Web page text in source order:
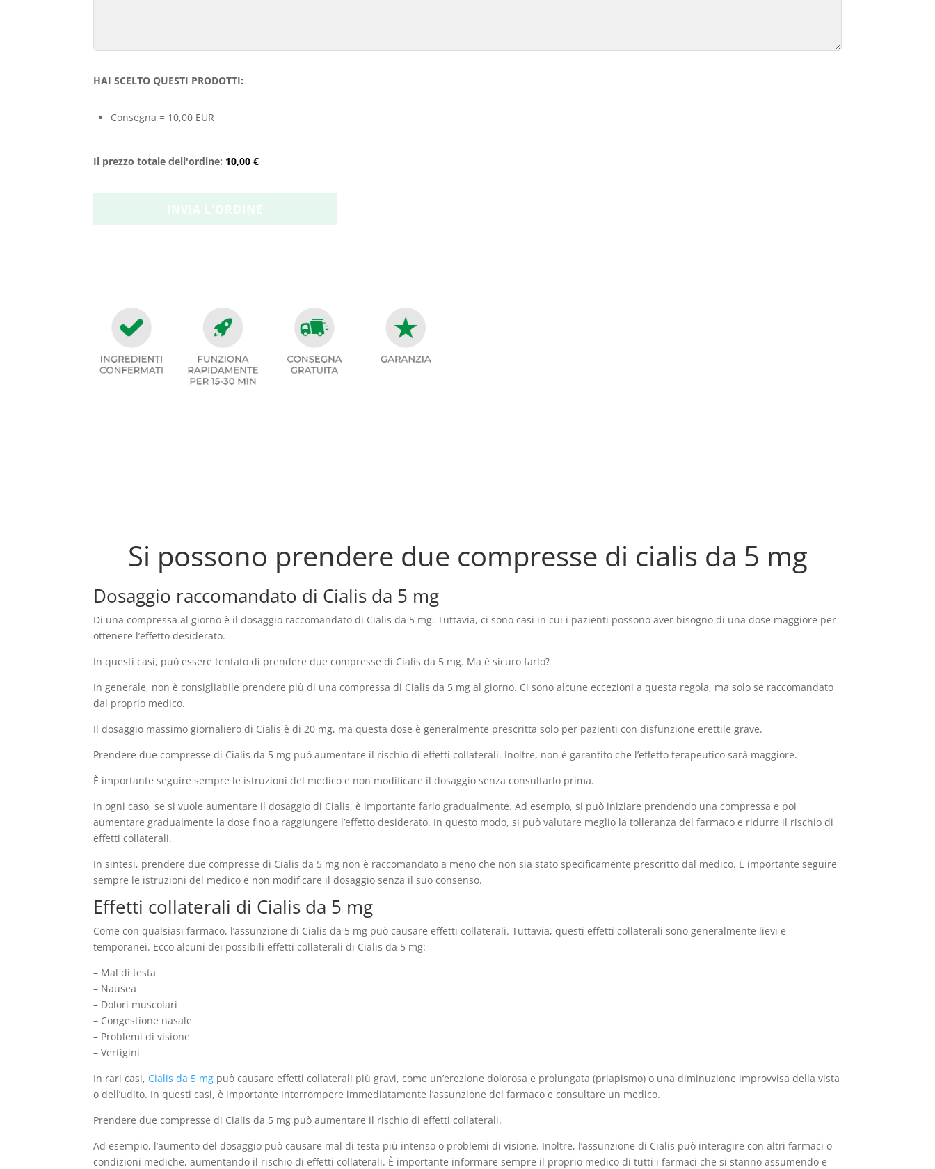
HAI SCELTO QUESTI PRODOTTI:
Consegna = 10,00 EUR
Il prezzo totale dell'ordine: 10,00 €
Si possono prendere due compresse di cialis da 5 mg
Dosaggio raccomandato di Cialis da 5 mg
Di una compressa al giorno è il dosaggio raccomandato di Cialis da 5 mg. Tuttavia, ci sono casi in cui i pazienti possono aver bisogno di una dose maggiore per
ottenere l’effetto desiderato.
In questi casi, può essere tentato di prendere due compresse di Cialis da 5 mg. Ma è sicuro farlo?
In generale, non è consigliabile prendere più di una compressa di Cialis da 5 mg al giorno. Ci sono alcune eccezioni a questa regola, ma solo se raccomandato
dal proprio medico.
Il dosaggio massimo giornaliero di Cialis è di 20 mg, ma questa dose è generalmente prescritta solo per pazienti con disfunzione erettile grave.
Prendere due compresse di Cialis da 5 mg può aumentare il rischio di effetti collaterali. Inoltre, non è garantito che l’effetto terapeutico sarà maggiore.
È importante seguire sempre le istruzioni del medico e non modificare il dosaggio senza consultarlo prima.
In ogni caso, se si vuole aumentare il dosaggio di Cialis, è importante farlo gradualmente. Ad esempio, si può iniziare prendendo una compressa e poi
aumentare gradualmente la dose fino a raggiungere l’effetto desiderato. In questo modo, si può valutare meglio la tolleranza del farmaco e ridurre il rischio di
effetti collaterali.
In sintesi, prendere due compresse di Cialis da 5 mg non è raccomandato a meno che non sia stato specificamente prescritto dal medico. È importante seguire
sempre le istruzioni del medico e non modificare il dosaggio senza il suo consenso.
Effetti collaterali di Cialis da 5 mg
Come con qualsiasi farmaco, l’assunzione di Cialis da 5 mg può causare effetti collaterali. Tuttavia, questi effetti collaterali sono generalmente lievi e
temporanei. Ecco alcuni dei possibili effetti collaterali di Cialis da 5 mg:
– Mal di testa
– Nausea
– Dolori muscolari
– Congestione nasale
– Problemi di visione
– Vertigini
In rari casi, Cialis da 5 mg può causare effetti collaterali più gravi, come un’erezione dolorosa e prolungata (priapismo) o una diminuzione improvvisa della vista
o dell’udito. In questi casi, è importante interrompere immediatamente l’assunzione del farmaco e consultare un medico.
Prendere due compresse di Cialis da 5 mg può aumentare il rischio di effetti collaterali.
Ad esempio, l’aumento del dosaggio può causare mal di testa più intenso o problemi di visione. Inoltre, l’assunzione di Cialis può interagire con altri farmaci o
condizioni mediche, aumentando il rischio di effetti collaterali. È importante informare sempre il proprio medico di tutti i farmaci che si stanno assumendo e